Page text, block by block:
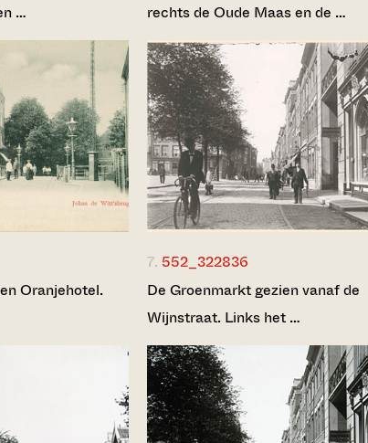
…
rechts de Oude Maas en de …
Oranjehotel.
7. 552_322836
De Groenmarkt gezien vanaf de
Wijnstraat. Links het …